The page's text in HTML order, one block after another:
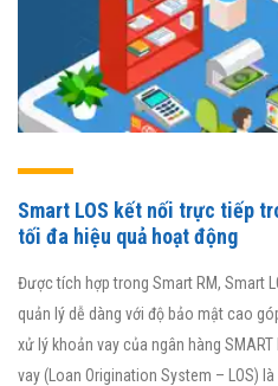
Smart LOS kết nối trực tiếp
tối đa hiệu quả hoạt động
Được tích hợp trong Smart RM, Smart
quản lý dễ dàng với độ bảo mật cao
xử lý khoản vay của ngân hàng
vay (Loan Origination System – LOS) là